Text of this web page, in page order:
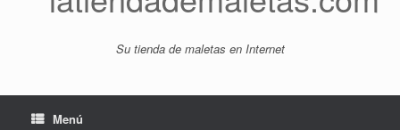
Su tienda de maletas en Internet
Menú